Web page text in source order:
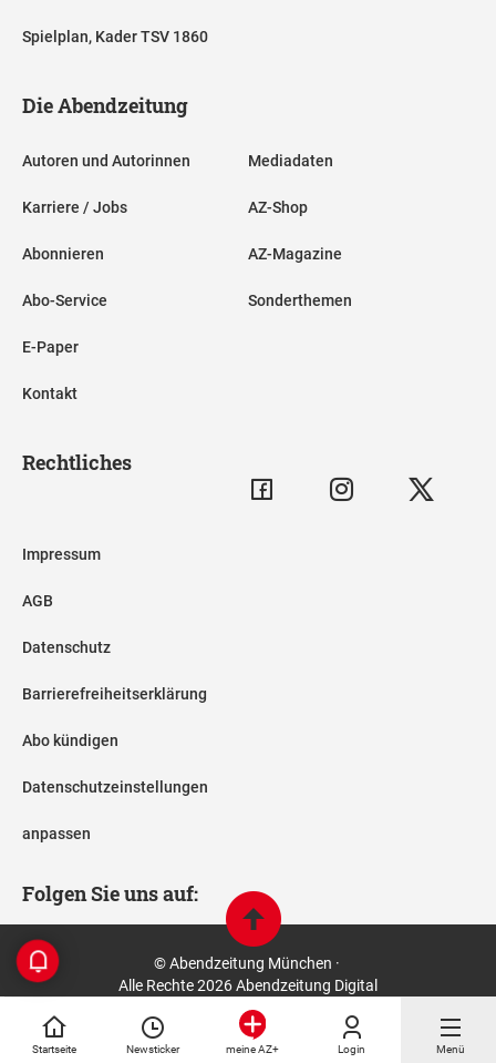
Startseite Newsticker meine AZ+ Login Menü
Spielplan, Kader TSV 1860
Die Abendzeitung
Autoren und Autorinnen
Karriere / Jobs
Abonnieren
Abo-Service
E-Paper
Kontakt
Mediadaten
AZ-Shop
AZ-Magazine
Sonderthemen
Rechtliches
Impressum
AGB
Datenschutz
Barrierefreiheitserklärung
Abo kündigen
Datenschutzeinstellungen
anpassen
Folgen Sie uns auf:
© Abendzeitung München ·
Alle Rechte 2026 Abendzeitung Digital